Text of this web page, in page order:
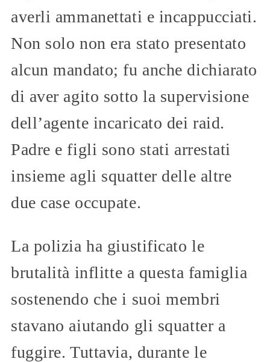
averli ammanettati e incappucciati.
Non solo non era stato presentato
alcun mandato; fu anche dichiarato
di aver agito sotto la supervisione
dell’agente incaricato dei raid.
Padre e figli sono stati arrestati
insieme agli squatter delle altre
due case occupate.
La polizia ha giustificato le
brutalità inflitte a questa famiglia
sostenendo che i suoi membri
stavano aiutando gli squatter a
fuggire. Tuttavia, durante le